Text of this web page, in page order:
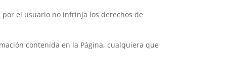
el usuario no infrinja los derechos de
contenida en la Página, cualquiera que